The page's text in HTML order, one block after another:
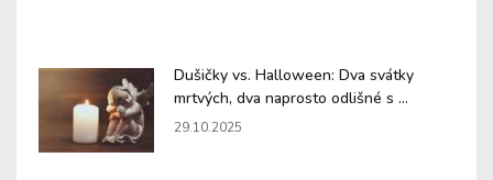
Dušičky vs. Halloween: Dva svátky
mrtvých, dva naprosto odlišné s ...
29.10.2025